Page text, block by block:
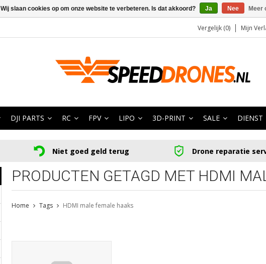
Vergelijk (0) Mijn
DJI PARTS RC FPV LIPO 3D-PRINT SALE DIENST
Niet goed geld terug Drone reparatie
PRODUCTEN GETAGD MET HDMI
Home Tags HDMI male female haaks
Wij slaan cookies op om onze website te verbeteren. Is dat akkoord? Ja Nee Meer